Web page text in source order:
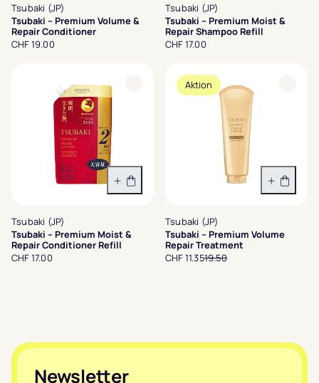
Tsubaki (JP)
Tsubaki – Premium Volume &
Repair Conditioner
CHF 19.00
Tsubaki (JP)
Tsubaki – Premium Moist &
Repair Shampoo Refill
CHF 17.00
In den Warenkorb
Tsubaki (JP)
Tsubaki – Premium Moist &
Repair Conditioner Refill
CHF 17.00
Aktion
In den
Tsubaki (JP)
Tsubaki – Premium Volume
Repair Treatment
CHF 11.3519.50
Footer
Newsletter